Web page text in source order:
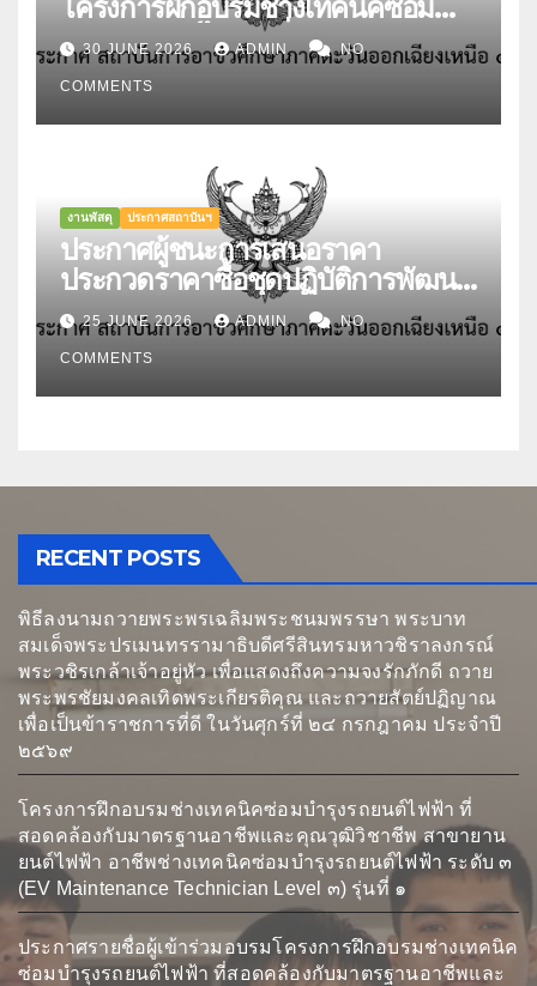
โครงการฝึกอบรมช่างเทคนิคซ่อม
บำรุงรถยนต์ไฟฟ้า ที่สอดคล้องกับ
มาตรฐานอาชีพและคุณวุฒิวิชาชีพ
สาขายานยนต์ไฟฟ้า อาชีพช่าง
เทคนิคซ่อมบำรุงรถยนต์ไฟฟ้า ระดับ
Technician Level 3) รุ่นที่ 1
สถาบันการอาชีวศึกษาภาคตะวันออก
เฉียงเหนือ 4 ทะเบียนรับรองเลขที่
TP-0066-A จากสถาบันคุณวุฒิ
วิชาชีพ (องค์การมหาชน) ระหว่างวัน
ที่ 6 – 10 กรกฎาคม 2569 ณ ห้อง
ประชุมแผนกวิชาช่างอากาศยาน
วิทยาลัยเทคนิคอุบลราชธานี
30 JUNE 2026 ADMIN NO
COMMENTS
งานพัสดุ ประกาศสถาบันฯ
ประกาศผู้ชนะการเสนอราคา
ประกวดราคาซื้อชุดปฏิบัติการพัฒนา
งานบัญชี พร้อมระบบตรวจสอบและ
แสดงภัยคุกคามต่อระบบงาน
(Business System) สถาบันการ
อาชีวศึกษาภาคตะวันออกเฉียงเหนือ
25 JUNE 2026 ADMIN NO
COMMENTS
RECENT POSTS
พิธีลงนามถวายพระพรเฉลิมพระชนมพรรษา พระบาท
สมเด็จพระปรเมนทรรามาธิบดีศรีสินทรมหาวชิราลงกรณ์
พระวชิรเกล้าเจ้าอยู่หัว เพื่อแสดงถึงความจงรักภักดี ถวาย
พระพรชัยมงคลเทิดพระเกียรติคุณ และถวายสัตย์ปฏิญาณ
เพื่อเป็นข้าราชการที่ดี ในวันศุกร์ที่ ๒๔ กรกฎาคม ประจำปี
๒๕๖๙
โครงการฝึกอบรมช่างเทคนิคซ่อมบำรุงรถยนต์ไฟฟ้า ที่
สอดคล้องกับมาตรฐานอาชีพและคุณวุฒิวิชาชีพ สาขายาน
ยนต์ไฟฟ้า อาชีพช่างเทคนิคซ่อมบำรุงรถยนต์ไฟฟ้า ระดับ ๓
(EV Maintenance Technician Level ๓) รุ่นที่ ๑
ประกาศรายชื่อผู้เข้าร่วมอบรมโครงการฝึกอบรมช่างเทคนิค
ซ่อมบำรุงรถยนต์ไฟฟ้า ที่สอดคล้องกับมาตรฐานอาชีพและ